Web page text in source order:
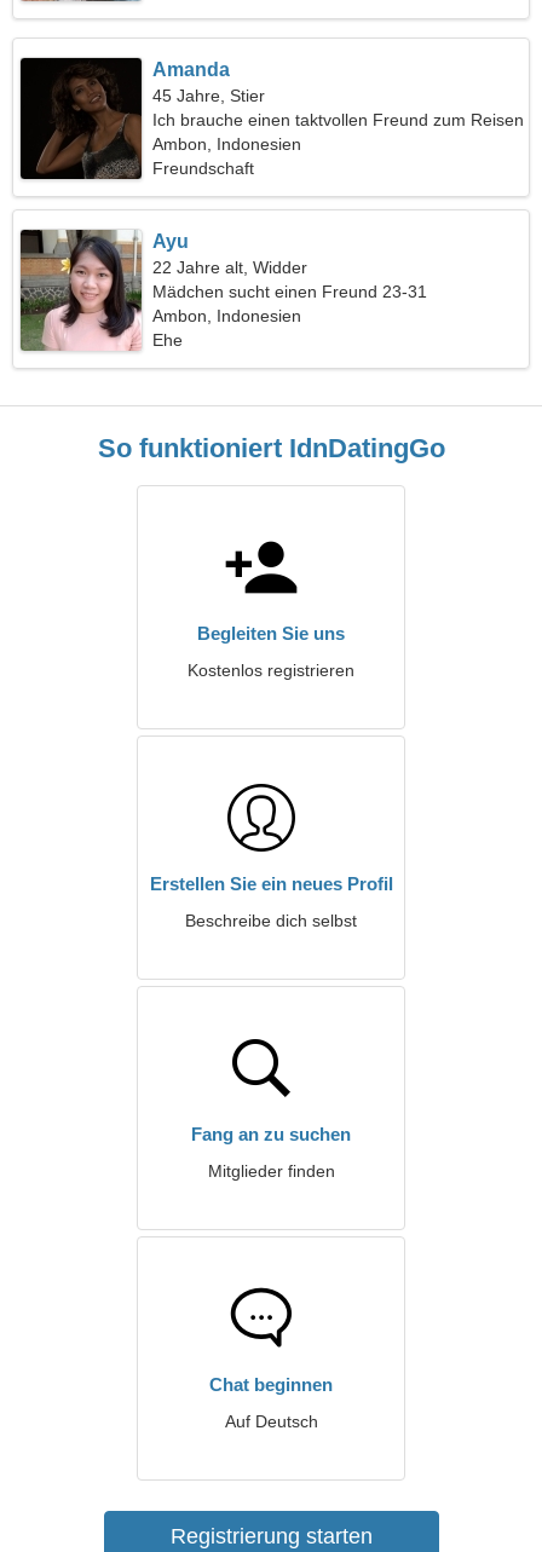
Amanda
45 Jahre, Stier
Ich brauche einen taktvollen Freund zum Reisen
Ambon, Indonesien
Freundschaft
Ayu
22 Jahre alt, Widder
Mädchen sucht einen Freund 23-31
Ambon, Indonesien
Ehe
So funktioniert IdnDatingGo
Begleiten Sie uns
Kostenlos registrieren
Erstellen Sie ein neues Profil
Beschreibe dich selbst
Fang an zu suchen
Mitglieder finden
Chat beginnen
Auf Deutsch
Registrierung starten